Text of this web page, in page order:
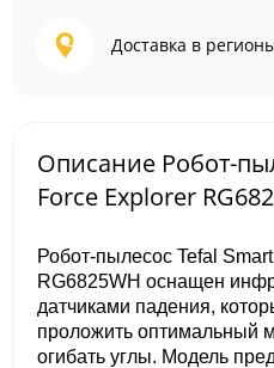
Доставка в
Описание Робот-
Force Explorer
Робот-пылесос Tefal
RG6825WH оснащен
датчиками падения,
проложить оптимальный
огибать углы. Модель